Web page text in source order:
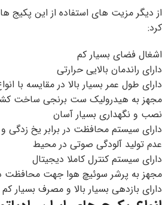
از دیگر مزیت های استفاده از این پکیج
کرد:
اشغال فضای بسیار کم
دارای راندمان بالایی حرارتی
دارای طول عمر بسیار بالا در مقایسه با
مجهز به هیدرولیک ست برنجی ساخت کشور
نصب و نگهداری بسیار آسان
دارای سیستم محافظت در برابر یخ زدگی
عدم تولید آلودگی صوتی در محیط
دارای سیستم کنترل کاملا دیجیتال
مجهز به پرشر سوئیچ هوا جهت محافظت
دارای بازدهی بسیار بالا و مصرف بسیار کم